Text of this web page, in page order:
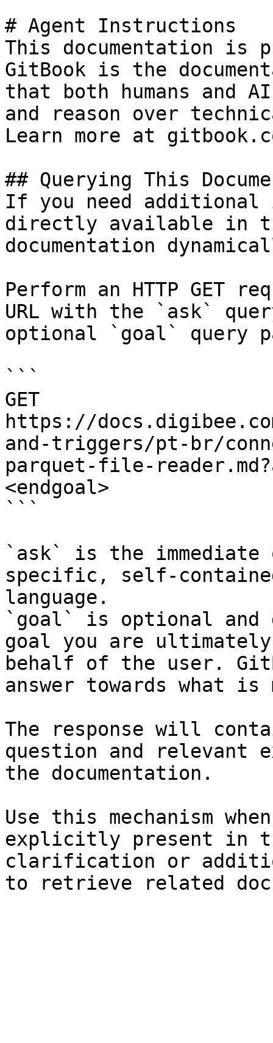
# Agent Instructions
This documentation is
GitBook is the
that both humans and
and reason over
Learn more at
## Querying This
If you need
directly available in
documentation
Perform an HTTP GET
URL with the `ask`
optional `goal` query
```
GET
https://
and-triggers/pt-br/
parquet-file-
<endgoal>
```
`ask` is the
specific, self-
language.
`goal` is optional and
goal you are
behalf of the user.
answer towards what
The response will
question and relevant
the documentation.
Use this mechanism
explicitly present in
clarification or